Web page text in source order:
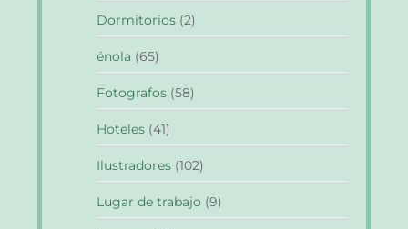
Dormitorios (2)
énola (65)
Fotografos (58)
Hoteles (41)
Ilustradores (102)
Lugar de trabajo (9)